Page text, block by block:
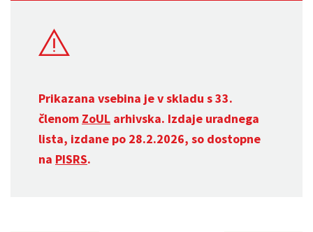
Prikazana vsebina je v skladu s 33.
členom ZoUL arhivska. Izdaje uradnega
lista, izdane po 28.2.2026, so dostopne
na PISRS.